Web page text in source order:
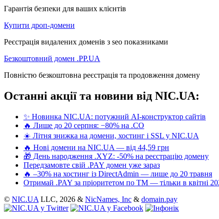
Гарантія безпеки для ваших клієнтів
Купити дроп-домени
Реєстрація видалених доменів з seo показниками
Безкоштовний домен .PP.UA
Повністю безкоштовна реєстрація та продовження домену
Останні акції та новини від NIC.UA:
✨ Новинка NIC.UA: потужний AI-конструктор сайтів
🔥 Лише до 20 серпня: −80% на .CO
☀️ Літня знижка на домени, хостинг і SSL у NIC.UA
🔥 Нові домени на NIC.UA — від 44,59 грн
🎁 День народження .XYZ: -50% на реєстрацію домену
Передзамовте свій .PAY домен уже зараз
🔥 –30% на хостинг із DirectAdmin — лише до 20 травня
Отримай .PAY за пріоритетом по ТМ — тільки в квітні
© NIC.UA LLC, 2026 & NicNames, Inc & domain.pay